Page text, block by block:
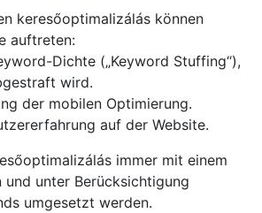
keresőoptimalizálás können
auftreten:
Dichte („Keyword Stuffing“),
wird.
der mobilen Optimierung.
auf der Website.
immer mit einem
und unter Berücksichtigung
umgesetzt werden.